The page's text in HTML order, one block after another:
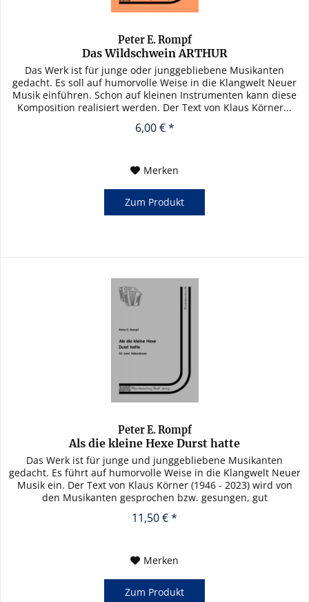
Peter E. Rompf
Das Wildschwein ARTHUR
Das Werk ist für junge oder junggebliebene Musikanten
gedacht. Es soll auf humorvolle Weise in die Klangwelt Neuer
Musik einführen. Schon auf kleinen Instrumenten kann diese
Komposition realisiert werden. Der Text von Klaus Körner...
6,00 € *
Merken
Zum Produkt
Peter E. Rompf
Als die kleine Hexe Durst hatte
Das Werk ist für junge und junggebliebene Musikanten
gedacht. Es führt auf humorvolle Weise in die Klangwelt Neuer
Musik ein. Der Text von Klaus Körner (1946 - 2023) wird von
den Musikanten gesprochen bzw. gesungen, gut
11,50 € *
Merken
Zum Produkt